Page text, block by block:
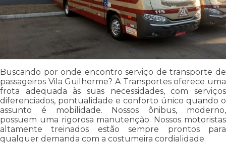
Buscando por onde encontro serviço de transporte de
passageiros Vila Guilherme? A Transportes oferece uma
frota adequada às suas necessidades, com serviços
diferenciados, pontualidade e conforto único quando o
assunto é mobilidade. Nossos ônibus, moderno,
possuem uma rigorosa manutenção. Nossos motoristas
altamente treinados estão sempre prontos para
qualquer demanda com a costumeira cordialidade.